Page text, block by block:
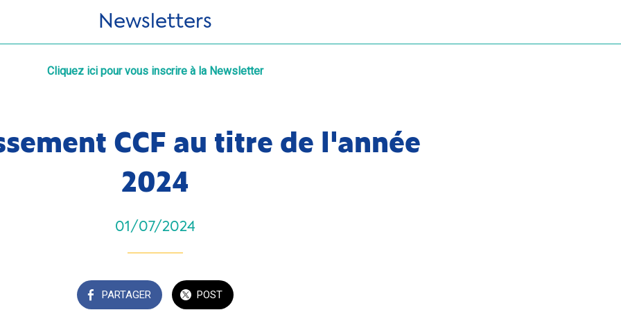
Newsletters
Cliquez ici pour vous inscrire à la Newsletter
CCF au titre de l'année
2024
01/07/2024
PARTAGER POST